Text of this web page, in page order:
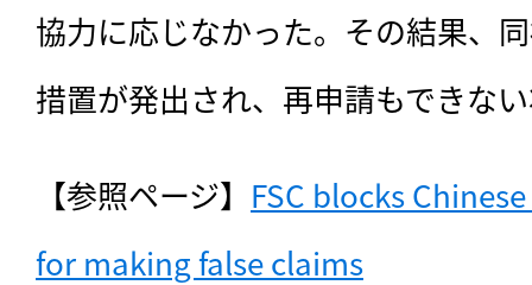
協力に応じなかった。その結果、
措置が発出され、再申請もできな
【参照ページ】 FSC blocks
for making false claims